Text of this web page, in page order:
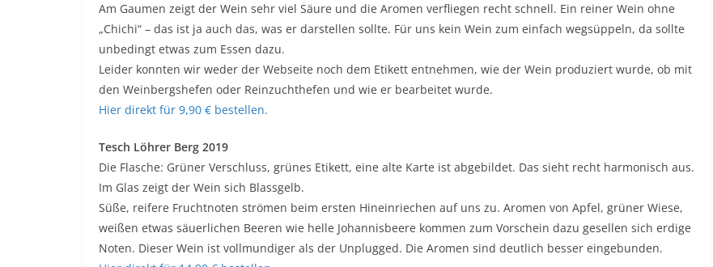
Am Gaumen zeigt der Wein sehr viel Säure und die Aromen verfliegen recht schnell. Ein reiner Wein ohne
„Chichi“ – das ist ja auch das, was er darstellen sollte. Für uns kein Wein zum einfach wegsüppeln, da sollte
unbedingt etwas zum Essen dazu.
Leider konnten wir weder der Webseite noch dem Etikett entnehmen, wie der Wein produziert wurde, ob mit
den Weinbergshefen oder Reinzuchthefen und wie er bearbeitet wurde.
Hier direkt für 9,90 € bestellen.
Tesch Löhrer Berg 2019
Die Flasche: Grüner Verschluss, grünes Etikett, eine alte Karte ist abgebildet. Das sieht recht harmonisch aus.
Im Glas zeigt der Wein sich Blassgelb.
Süße, reifere Fruchtnoten strömen beim ersten Hineinriechen auf uns zu. Aromen von Apfel, grüner Wiese,
weißen etwas säuerlichen Beeren wie helle Johannisbeere kommen zum Vorschein dazu gesellen sich erdige
Noten. Dieser Wein ist vollmundiger als der Unplugged. Die Aromen sind deutlich besser eingebunden.